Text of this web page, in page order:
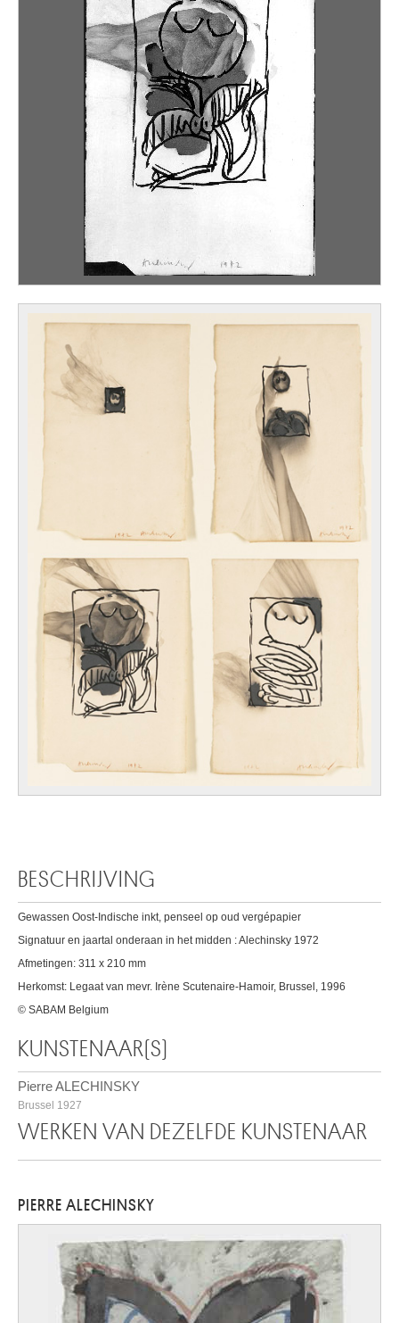
BESCHRIJVING
Gewassen Oost-Indische inkt, penseel op oud vergépapier
Signatuur en jaartal onderaan in het midden : Alechinsky 1972
Afmetingen: 311 x 210 mm
Herkomst: Legaat van mevr. Irène Scutenaire-Hamoir, Brussel, 1996
© SABAM Belgium
KUNSTENAAR(S)
Pierre ALECHINSKY
Brussel 1927
WERKEN VAN DEZELFDE KUNSTENAAR
PIERRE ALECHINSKY